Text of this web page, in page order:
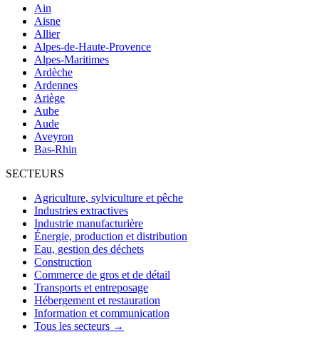
Ain
Aisne
Allier
Alpes-de-Haute-Provence
Alpes-Maritimes
Ardèche
Ardennes
Ariège
Aube
Aude
Aveyron
Bas-Rhin
SECTEURS
Agriculture, sylviculture et pêche
Industries extractives
Industrie manufacturière
Énergie, production et distribution
Eau, gestion des déchets
Construction
Commerce de gros et de détail
Transports et entreposage
Hébergement et restauration
Information et communication
Tous les secteurs →